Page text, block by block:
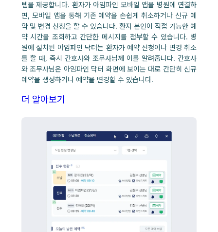
템을 제공합니다. 환자가 아임파인 모바일 앱을 병원에 연결하
면, 모바일 앱을 통해 기존 예약을 손쉽게 취소하거나 신규 예
약 및 변경 신청을 할 수 있습니다. 환자 본인이 직접 가능한 예
약 시간을 조회하고 간단한 메시지를 첨부할 수 있습니다. 병
원에 설치된 아임파인 닥터는 환자가 예약 신청이나 변경 취소
를 할 때, 즉시 간호사와 조무사님께 이를 알려줍니다. 간호사
와 조무사님은 아임파인 닥터 화면에 보이는 대로 간단히 신규
예약을 생성하거나 예약을 변경할 수 있습니다.
더 알아보기